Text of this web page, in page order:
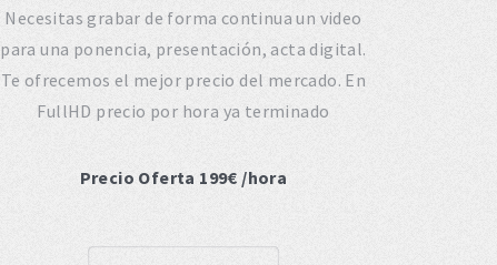
Necesitas grabar de forma continua un video
para una ponencia, presentación, acta digital.
Te ofrecemos el mejor precio del mercado. En
FullHD precio por hora ya terminado
Precio Oferta 199€ /hora